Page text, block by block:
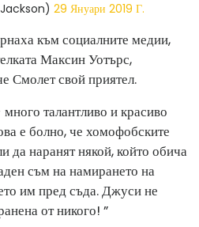
29 Януари 2019 Г.
към социалните медии,
Максин Уотърс,
Смолет свой приятел.
талантливо и красиво
е болно, че хомофобските
да наранят някой, който обича
съм на намирането на
им пред съда. Джуси не
от никого! ”